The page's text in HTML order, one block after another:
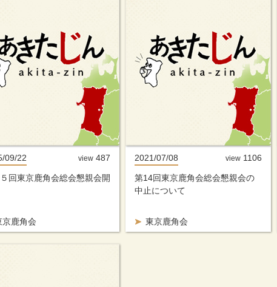
09/22
京鹿角会
回東京鹿角会総会懇親会開
view 487 2021/07/08
東京鹿角会
第14回東京鹿角会総会懇親会の
中止について
view 1106